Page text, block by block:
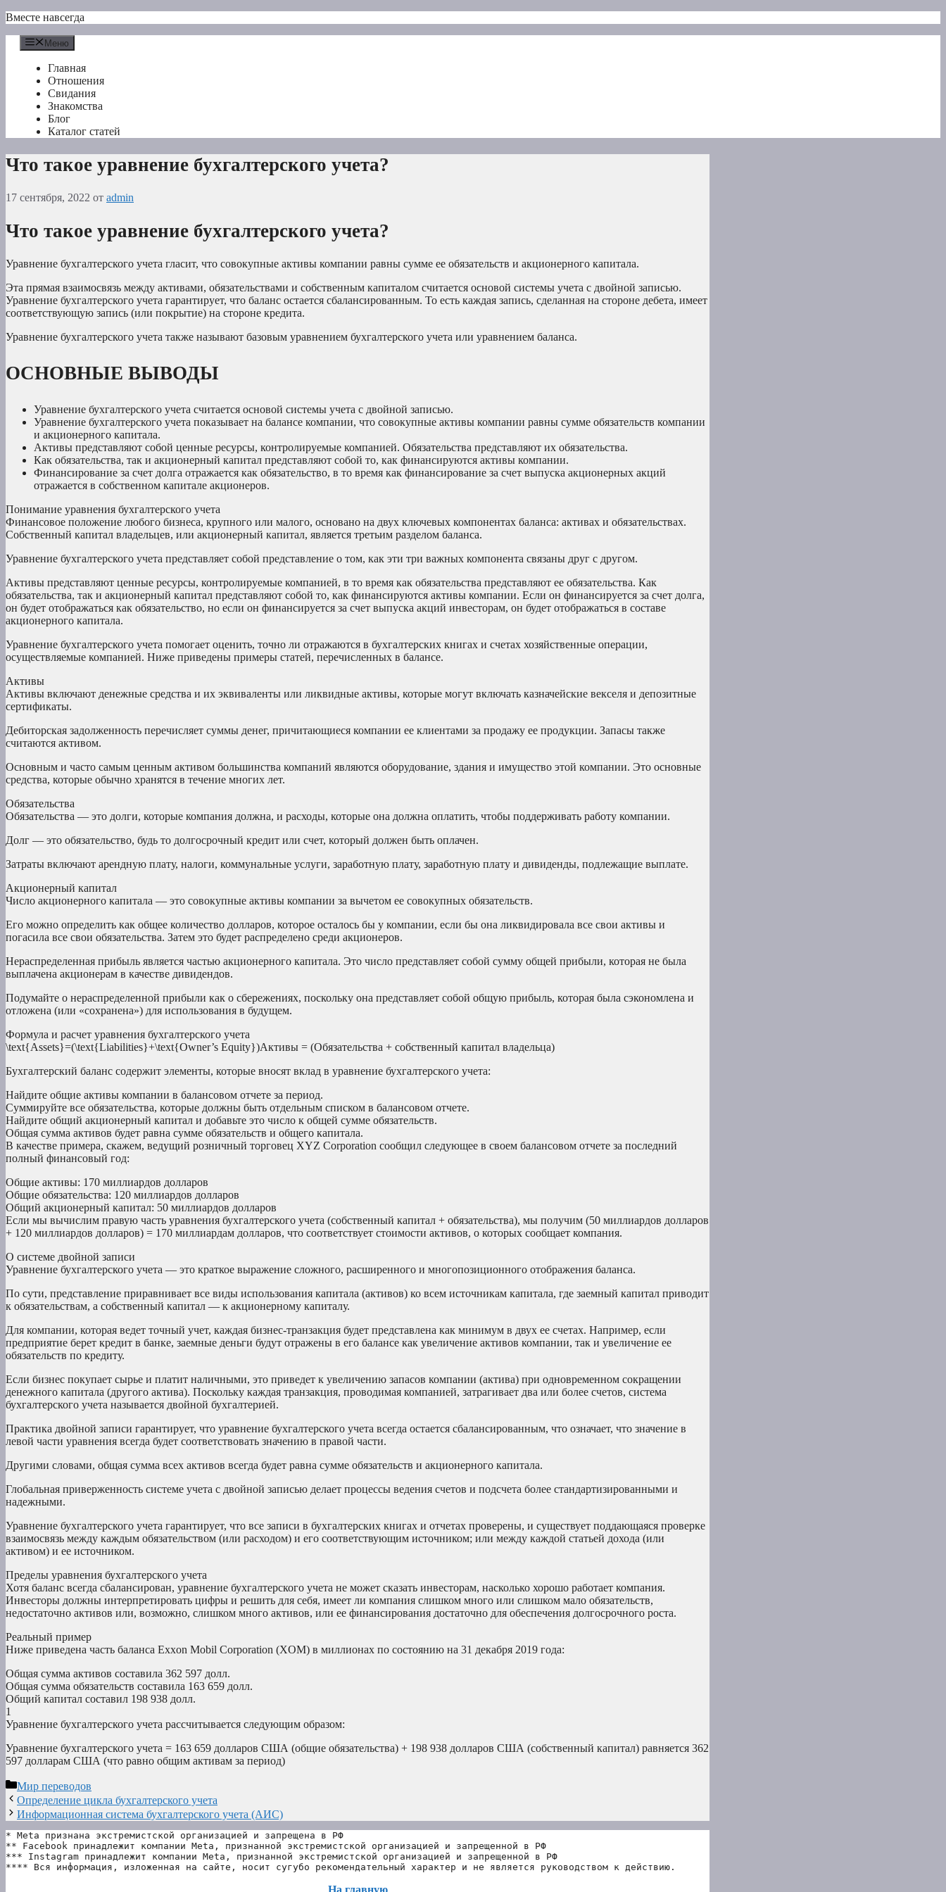
Перейти
содержимому
Вместе навсегда
Меню
Главная
Отношения
Свидания
Знакомства
Блог
Каталог статей
Что такое уравнение бухгалтерского учета?
17 сентября, 2022 от admin
Что такое уравнение бухгалтерского учета?
Уравнение бухгалтерского учета гласит, что совокупные активы компании равны сумме ее обязательств и акционерного капитала.
Эта прямая взаимосвязь между активами, обязательствами и собственным капиталом считается основой системы учета с двойной записью.
Уравнение бухгалтерского учета гарантирует, что баланс остается сбалансированным. То есть каждая запись, сделанная на стороне дебета, имеет
соответствующую запись (или покрытие) на стороне кредита.
Уравнение бухгалтерского учета также называют базовым уравнением бухгалтерского учета или уравнением баланса.
ОСНОВНЫЕ ВЫВОДЫ
Уравнение бухгалтерского учета считается основой системы учета с двойной записью.
Уравнение бухгалтерского учета показывает на балансе компании, что совокупные активы компании равны сумме обязательств компании
и акционерного капитала.
Активы представляют собой ценные ресурсы, контролируемые компанией. Обязательства представляют их обязательства.
Как обязательства, так и акционерный капитал представляют собой то, как финансируются активы компании.
Финансирование за счет долга отражается как обязательство, в то время как финансирование за счет выпуска акционерных акций
отражается в собственном капитале акционеров.
Понимание уравнения бухгалтерского учета
Финансовое положение любого бизнеса, крупного или малого, основано на двух ключевых компонентах баланса: активах и обязательствах.
Собственный капитал владельцев, или акционерный капитал, является третьим разделом баланса.
Уравнение бухгалтерского учета представляет собой представление о том, как эти три важных компонента связаны друг с другом.
Активы представляют ценные ресурсы, контролируемые компанией, в то время как обязательства представляют ее обязательства. Как
обязательства, так и акционерный капитал представляют собой то, как финансируются активы компании. Если он финансируется за счет долга,
он будет отображаться как обязательство, но если он финансируется за счет выпуска акций инвесторам, он будет отображаться в составе
акционерного капитала.
Уравнение бухгалтерского учета помогает оценить, точно ли отражаются в бухгалтерских книгах и счетах хозяйственные операции,
осуществляемые компанией. Ниже приведены примеры статей, перечисленных в балансе.
Активы
Активы включают денежные средства и их эквиваленты или ликвидные активы, которые могут включать казначейские векселя и депозитные
сертификаты.
Дебиторская задолженность перечисляет суммы денег, причитающиеся компании ее клиентами за продажу ее продукции. Запасы также
считаются активом.
Основным и часто самым ценным активом большинства компаний являются оборудование, здания и имущество этой компании. Это основные
средства, которые обычно хранятся в течение многих лет.
Обязательства
Обязательства — это долги, которые компания должна, и расходы, которые она должна оплатить, чтобы поддерживать работу компании.
Долг — это обязательство, будь то долгосрочный кредит или счет, который должен быть оплачен.
Затраты включают арендную плату, налоги, коммунальные услуги, заработную плату, заработную плату и дивиденды, подлежащие выплате.
Акционерный капитал
Число акционерного капитала — это совокупные активы компании за вычетом ее совокупных обязательств.
Его можно определить как общее количество долларов, которое осталось бы у компании, если бы она ликвидировала все свои активы и
погасила все свои обязательства. Затем это будет распределено среди акционеров.
Нераспределенная прибыль является частью акционерного капитала. Это число представляет собой сумму общей прибыли, которая не была
выплачена акционерам в качестве дивидендов.
Подумайте о нераспределенной прибыли как о сбережениях, поскольку она представляет собой общую прибыль, которая была сэкономлена и
отложена (или «сохранена») для использования в будущем.
Формула и расчет уравнения бухгалтерского учета
\text{Assets}=(\text{Liabilities}+\text{Owner’s Equity})Активы = (Обязательства + собственный капитал владельца)
Бухгалтерский баланс содержит элементы, которые вносят вклад в уравнение бухгалтерского учета:
Найдите общие активы компании в балансовом отчете за период.
Суммируйте все обязательства, которые должны быть отдельным списком в балансовом отчете.
Найдите общий акционерный капитал и добавьте это число к общей сумме обязательств.
Общая сумма активов будет равна сумме обязательств и общего капитала.
В качестве примера, скажем, ведущий розничный торговец XYZ Corporation сообщил следующее в своем балансовом отчете за последний
полный финансовый год:
Общие активы: 170 миллиардов долларов
Общие обязательства: 120 миллиардов долларов
Общий акционерный капитал: 50 миллиардов долларов
Если мы вычислим правую часть уравнения бухгалтерского учета (собственный капитал + обязательства), мы получим (50 миллиардов долларов
+ 120 миллиардов долларов) = 170 миллиардам долларов, что соответствует стоимости активов, о которых сообщает компания.
О системе двойной записи
Уравнение бухгалтерского учета — это краткое выражение сложного, расширенного и многопозиционного отображения баланса.
По сути, представление приравнивает все виды использования капитала (активов) ко всем источникам капитала, где заемный капитал приводит
к обязательствам, а собственный капитал — к акционерному капиталу.
Для компании, которая ведет точный учет, каждая бизнес-транзакция будет представлена как минимум в двух ее счетах. Например, если
предприятие берет кредит в банке, заемные деньги будут отражены в его балансе как увеличение активов компании, так и увеличение ее
обязательств по кредиту.
Если бизнес покупает сырье и платит наличными, это приведет к увеличению запасов компании (актива) при одновременном сокращении
денежного капитала (другого актива). Поскольку каждая транзакция, проводимая компанией, затрагивает два или более счетов, система
бухгалтерского учета называется двойной бухгалтерией.
Практика двойной записи гарантирует, что уравнение бухгалтерского учета всегда остается сбалансированным, что означает, что значение в
левой части уравнения всегда будет соответствовать значению в правой части.
Другими словами, общая сумма всех активов всегда будет равна сумме обязательств и акционерного капитала.
Глобальная приверженность системе учета с двойной записью делает процессы ведения счетов и подсчета более стандартизированными и
надежными.
Уравнение бухгалтерского учета гарантирует, что все записи в бухгалтерских книгах и отчетах проверены, и существует поддающаяся проверке
взаимосвязь между каждым обязательством (или расходом) и его соответствующим источником; или между каждой статьей дохода (или
активом) и ее источником.
Пределы уравнения бухгалтерского учета
Хотя баланс всегда сбалансирован, уравнение бухгалтерского учета не может сказать инвесторам, насколько хорошо работает компания.
Инвесторы должны интерпретировать цифры и решить для себя, имеет ли компания слишком много или слишком мало обязательств,
недостаточно активов или, возможно, слишком много активов, или ее финансирования достаточно для обеспечения долгосрочного роста.
Реальный пример
Ниже приведена часть баланса Exxon Mobil Corporation (XOM) в миллионах по состоянию на 31 декабря 2019 года:
Общая сумма активов составила 362 597 долл.
Общая сумма обязательств составила 163 659 долл.
Общий капитал составил 198 938 долл.
1
Уравнение бухгалтерского учета рассчитывается следующим образом:
Уравнение бухгалтерского учета = 163 659 долларов США (общие обязательства) + 198 938 долларов США (собственный капитал) равняется 362
597 долларам США (что равно общим активам за период)
Рубрики
Мир переводов
Определение цикла бухгалтерского учета
Информационная система бухгалтерского учета (АИС)
* Meta признана экстремистской организацией и запрещена в РФ
** Facebook принадлежит компании Meta, признанной экстремистской организацией и запрещенной в РФ
*** Instagram принадлежит компании Meta, признанной экстремистской организацией и запрещенной в РФ
**** Вся информация, изложенная на сайте, носит сугубо рекомендательный характер и не является руководством к действию.
На главную